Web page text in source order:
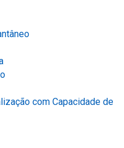
com Capacidade de